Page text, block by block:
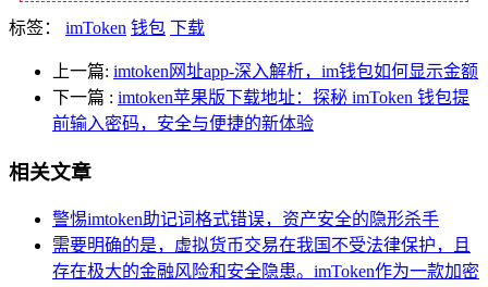
标签： imToken 钱包 下载
上一篇: imtoken网址app-深入解析，im钱包如何显示金额
下一篇 : imtoken苹果版下载地址：探秘 imToken 钱包提
前输入密码，安全与便捷的新体验
相关文章
警惕imtoken助记词格式错误，资产安全的隐形杀手
需要明确的是，虚拟货币交易在我国不受法律保护，且
存在极大的金融风险和安全隐患。imToken作为一款加密